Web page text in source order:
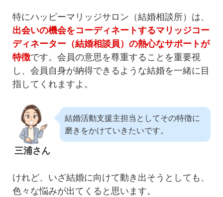
特にハッピーマリッジサロン（結婚相談所）は、
出会いの機会をコーディネートするマリッジコー
ディネーター（結婚相談員）の熱心なサポートが
特徴です。会員の意思を尊重することを重要視
し、会員自身が納得できるような結婚を一緒に目
指してくれますよ。
三浦さん
結婚活動支援主担当としてその特徴に
磨きをかけていきたいです。
けれど、いざ結婚に向けて動き出そうとしても、
色々な悩みが出てくると思います。